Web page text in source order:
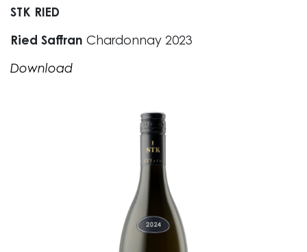
STK RIED
Ried Saffran Chardonnay 2023
Download